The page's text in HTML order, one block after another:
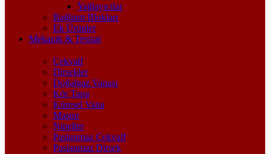
Yağlayıcılar
Bağlantı Blokları
Ek Ürünler
Mekanik & Tesisat
Çekvalf
Dirsekler
Doğalgaz Vanası
Kör Tapa
Küresel Vana
Maşon
Nipeller
Paslanmaz Çekvalf
Paslanmaz Dirsek